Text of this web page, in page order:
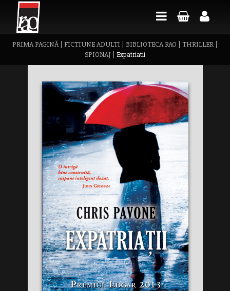
PRIMA PAGINĂ| FICTIUNE ADULTI BIBLIOTECA RAO THRILLER
SPIONAJ
Expatriatii